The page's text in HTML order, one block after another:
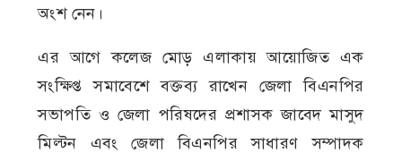
অংশ নেন।
এর আগে কলেজ মোড় এলাকায় আয়োজিত এক
সংক্ষিপ্ত সমাবেশে বক্তব্য রাখেন জেলা বিএনপির
সভাপতি ও জেলা পরিষদের প্রশাসক জাবেদ মাসুদ
মিল্টন এবং জেলা বিএনপির সাধারণ সম্পাদক